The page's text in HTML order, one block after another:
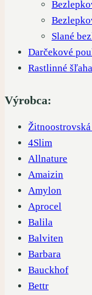
Slané
Darčekové
Rastlinné
Výrobca:
4Slim
Allnature
Amaizin
Amylon
Aprocel
Balila
Balviten
Barbara
Bauckhof
Bettr